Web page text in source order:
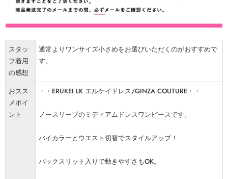
スタッ
フ着用
の感想
通常よりワンサイズ小さめをお選びいただくのがおすすめで
す。
おスス
メポイ
ント
・・ERUKEI LK エルケイドレス/GINZA COUTURE・・
ノースリーブのミディアムドレスワンピースです。
バイカラーとウエスト切替でスタイルアップ！
バックスリット入りで動きやすさもOK。